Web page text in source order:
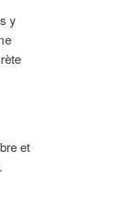
y
et